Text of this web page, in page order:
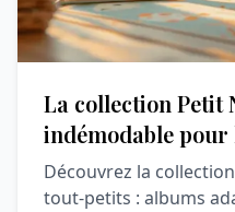
La collection Petit
indémodable
Découvrez la
tout-petits : albums